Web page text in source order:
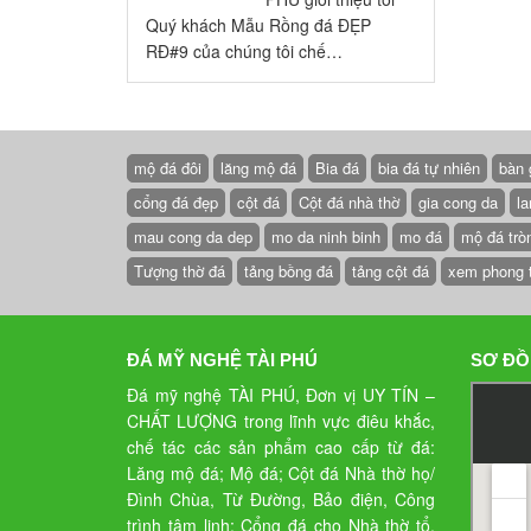
Quý khách Mẫu Rồng đá ĐẸP
RĐ#9 của chúng tôi chế…
mộ đá đôi lăng mộ đá Bia đá bia đá tự nhiên
bàn
cổng đá đẹp
cột đá Cột đá nhà thờ gia cong da
mau cong da dep
mo da ninh binh mo đá
mộ đá
Tượng thờ đá
tảng bồng đá tảng cột đá xem phong
ĐÁ MỸ NGHỆ TÀI PHÚ
Đá mỹ nghệ TÀI PHÚ, Đơn vị UY TÍN –
CHẤT LƯỢNG trong lĩnh vực điêu khắc,
chế tác các sản phẩm cao cấp từ đá:
Lăng mộ đá; Mộ đá; Cột đá Nhà thờ họ/
Đình Chùa, Từ Đường, Bảo điện, Công
trình tâm linh; Cổng đá cho Nhà thờ tổ,
SƠ